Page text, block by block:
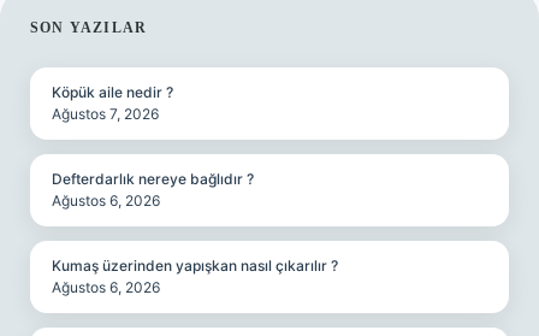
SIDEBAR
SON YAZILAR
Köpük aile nedir ?
Ağustos 7, 2026
Defterdarlık nereye bağlıdır ?
Ağustos 6, 2026
Kumaş üzerinden yapışkan nasıl çıkarılır ?
Ağustos 6, 2026